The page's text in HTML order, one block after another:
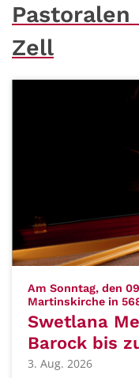
Pastoralen
Zell
Am Sonntag, den
Martinskirche in
Swetlana
Barock bis
3. Aug. 2026